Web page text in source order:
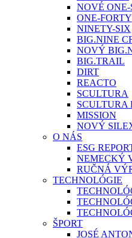
NOVÉ ONE-
ONE-FORTY
NINETY-SIX
BIG.NINE
NOVÝ
BIG.TRAIL
DIRT
REACTO
SCULTURA
SCULTURA
MISSION
NOVÝ
O NÁS
ESG
NEMECKÝ
RUČNÁ
TECHNOLÓGIE
ŠPORT
JOSÉ